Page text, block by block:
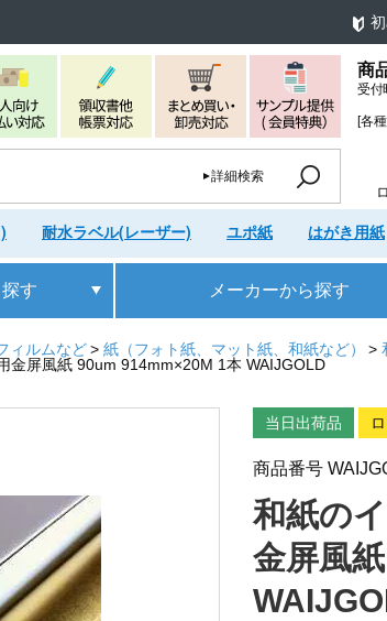
商
受付
[各
詳細検索
耐水ラベル(レーザー) ユポ紙 はがき用紙
す メーカーから探す
ィルムなど 紙（フォト紙、マット紙、和紙など）
金屏風紙 90um 914mm×20M 1本 WAIJGOLD
当日出荷品
商品番号
和紙の
金屏風